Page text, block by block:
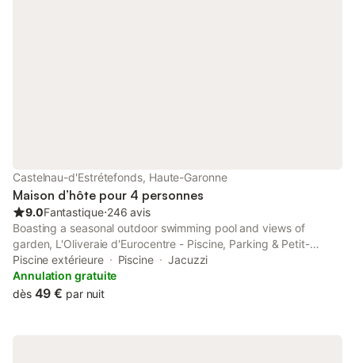
Castelnau-d'Estrétefonds, Haute-Garonne
Maison d’hôte pour 4 personnes
9.0Fantastique⋅246 avis
Boasting a seasonal outdoor swimming pool and views of
garden, L'Oliveraie d'Eurocentre - Piscine, Parking & Petit-
Déjeuner is a guest house set in a historic building in Castelnau-
dʼEstrétefonds, 26 km from Zénith Toulouse Métropole.
Piscine extérieure Piscine
Jacuzzi
Annulation gratuite
dès 49 € par nuit